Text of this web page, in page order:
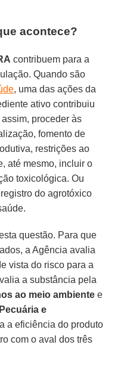
acontece?
contribuem para a
Quando são
, uma das ações da
ativo contribuiu
proceder às
fomento de
restrições ao
até mesmo, incluir o
toxicológica. Ou
do agrotóxico
questão. Para que
a Agência avalia
vista do risco para a
a substância pela
ao meio ambiente e
e
a eficiência do produto
com o aval dos três